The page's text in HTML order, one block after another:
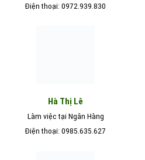
Điện thoại: 0972.939.830
Hà Thị Lê
Làm việc tại Ngân Hàng
Điện thoại: 0985.635.627